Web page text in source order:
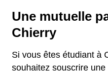
Une mutuelle
Chierry
Si vous êtes étudiant à
souhaitez souscrire